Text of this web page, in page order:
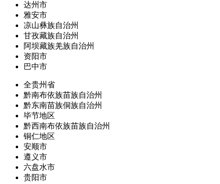
达州市
雅安市
凉山彝族自治州
甘孜藏族自治州
阿坝藏族羌族自治州
资阳市
巴中市
全贵州省
黔南布依族苗族自治州
黔东南苗族侗族自治州
毕节地区
黔西南布依族苗族自治州
铜仁地区
安顺市
遵义市
六盘水市
贵阳市